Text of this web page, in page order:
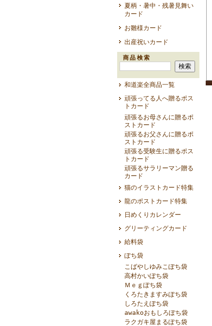
夏柄・暑中・残暑見舞い
カード
お雛様カード
出産祝いカード
商品検索
和道楽全商品一覧
頑張ってる人へ贈るポス
トカード
頑張るお母さんに贈るポ
ストカード
頑張るお父さんに贈るポ
ストカード
頑張る受験生に贈るポス
トカード
頑張るサラリーマン贈る
カード
猫のイラストカード特集
龍のポストカード特集
日めくりカレンダー
グリーティングカード
給料袋
ぽち袋
こばやしゆみこぽち袋
高村かいぽち袋
Ｍｅｇぽち袋
くろたきますみぽち袋
しろたえぽち袋
awakoおもしろぽち袋
ラクガキ屋まるぽち袋